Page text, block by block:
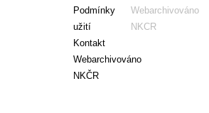
Podmínky
užití
Kontakt
Webarchivováno
NKČR
Webarchivováno
NKCR